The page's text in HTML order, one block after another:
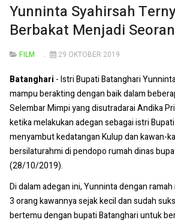
Yunninta Syahirsah
Berbakat Menjadi
FILM 29 OKTOBER 2019
Batanghari - Istri Bupati Batanghari
mampu berakting dengan baik dalam
Selembar Mimpi yang disutradarai Andika
ketika melakukan adegan sebagai istri
menyambut kedatangan Kulup dan kawan-
bersilaturahmi di pendopo rumah dinas
(28/10/2019).
Di dalam adegan ini, Yunninta dengan
3 orang kawannya sejak kecil dan sudah
bertemu dengan bupati Batanghari untuk